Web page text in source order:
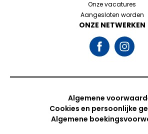
Onze vacatures
Aangesloten worden
ONZE NETWERKEN
Algemene
Cookies en persoonlijke
Algemene